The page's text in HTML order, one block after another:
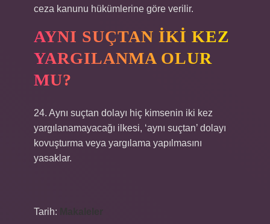
ceza kanunu hükümlerine göre verilir.
AYNI SUÇTAN IKI KEZ
YARGILANMA OLUR
MU?
24. Aynı suçtan dolayı hiç kimsenin iki kez
yargılanamayacağı ilkesi, ‘aynı suçtan’ dolayı
kovuşturma veya yargılama yapılmasını
yasaklar.
Tarih: